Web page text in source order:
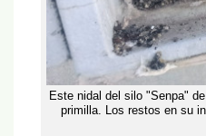
Este nidal del silo "Senpa"
primilla. Los restos en su